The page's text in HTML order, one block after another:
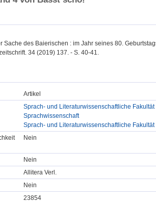
Sache des Baierischen : im Jahr seines 80.
34 (2019) 137. - S. 40-41.
Artikel
Sprach- und Literaturwissenschaftliche
Sprachwissenschaft
Sprach- und Literaturwissenschaftliche
Nein
Nein
Allitera Verl.
Nein
23854